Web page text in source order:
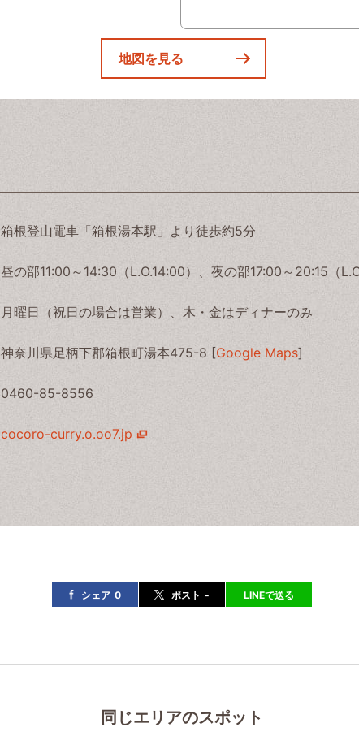
地図を見る
箱根登山電車「箱根湯本駅」より徒歩約5分
昼の部11:00～14:30（L.O.14:00）、夜の部17:00～20:15（
月曜日（祝日の場合は営業）、木・金はディナーのみ
神奈川県足柄下郡箱根町湯本475-8 [Google Maps]
0460-85-8556
cocoro-curry.o.oo7.jp
シェア 0 ポスト - LINEで送る
同じエリアのスポット